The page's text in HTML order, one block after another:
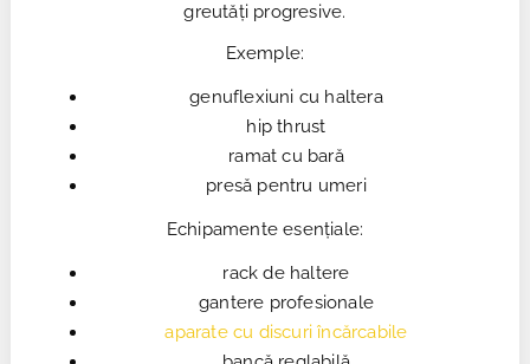
greutăți progresive.
Exemple:
genuflexiuni cu haltera
hip thrust
ramat cu bară
presă pentru umeri
Echipamente esențiale:
rack de haltere
gantere profesionale
aparate cu discuri încărcabile